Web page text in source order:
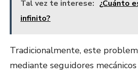
Tal vez te interese: ¿Cuánto
infinito?
Tradicionalmente, este
mediante seguidores